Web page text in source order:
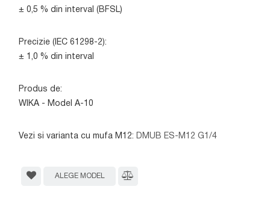
± 0,5 % din interval (BFSL)
Precizie (IEC 61298-2):
± 1,0 % din interval
Produs de:
WIKA - Model A-10
Vezi si varianta cu mufa M12: DMUB ES-M12 G1/4
ALEGE MODEL